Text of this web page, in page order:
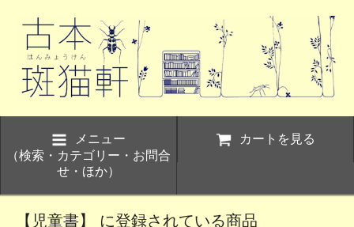
メニュー
（検索・カテゴリー・お問合
せ・ほか）
カートを見る
【児童書】 に登録されている商品